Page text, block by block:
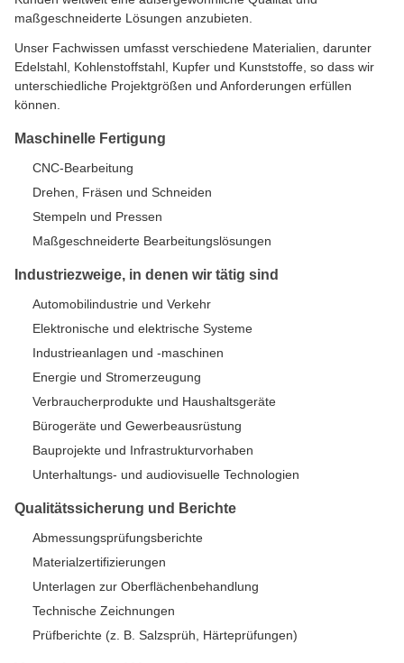
maßgeschneiderte Lösungen anzubieten.
Unser Fachwissen umfasst verschiedene Materialien, darunter
Edelstahl, Kohlenstoffstahl, Kupfer und Kunststoffe, so dass wir
unterschiedliche Projektgrößen und Anforderungen erfüllen
können.
Maschinelle Fertigung
CNC-Bearbeitung
Drehen, Fräsen und Schneiden
Stempeln und Pressen
Maßgeschneiderte Bearbeitungslösungen
Industriezweige, in denen wir tätig sind
Automobilindustrie und Verkehr
Elektronische und elektrische Systeme
Industrieanlagen und -maschinen
Energie und Stromerzeugung
Verbraucherprodukte und Haushaltsgeräte
Bürogeräte und Gewerbeausrüstung
Bauprojekte und Infrastrukturvorhaben
Unterhaltungs- und audiovisuelle Technologien
Qualitätssicherung und Berichte
Abmessungsprüfungsberichte
Materialzertifizierungen
Unterlagen zur Oberflächenbehandlung
Technische Zeichnungen
Prüfberichte (z. B. Salzsprüh, Härteprüfungen)